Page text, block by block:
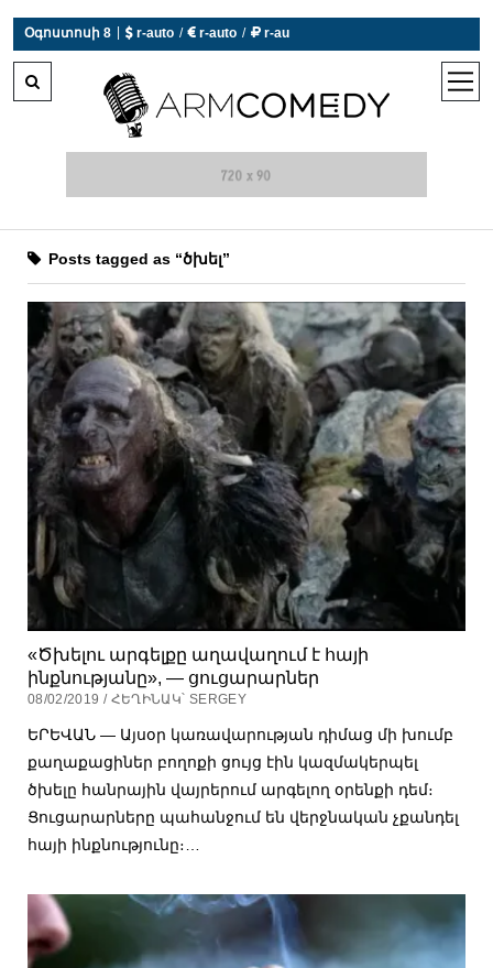
Օգոստոսի 8  r-auto /  r-auto /  r-au
open
Posts tagged as “ծխել”
«Ծխելու արգելքը աղավաղում է հայի
ինքնությանը», — ցուցարարներ
08/02/2019 / ՀԵՂԻՆԱԿ՝ SERGEY
ԵՐԵՎԱՆ — Այսօր կառավարության դիմաց մի խումբ
քաղաքացիներ բողոքի ցույց էին կազմակերպել
ծխելը հանրային վայրերում արգելող օրենքի դեմ։
Ցուցարարները պահանջում են վերջնական չքանդել
հայի ինքնությունը։…